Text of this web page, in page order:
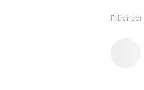
Filtrar por: